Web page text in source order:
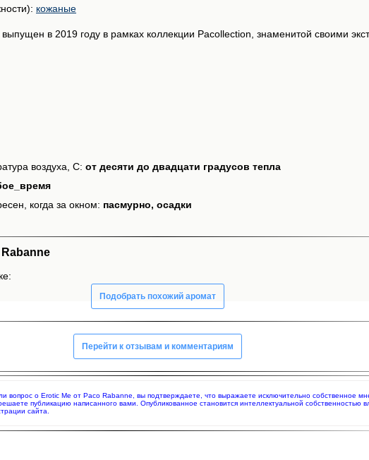
кожаные
выпущен в 2019 году в рамках коллекции Pacollection, знаменитой своими
воздуха, С: от десяти до двадцати градусов тепла
когда за окном: пасмурно, осадки
Подобрать похожий аромат
Перейти к отзывам и комментариям
вопрос о Erotic Me от Paco Rabanne, вы подтверждаете, что выражаете исключительно собственное
публикацию написанного вами. Опубликованное становится интеллектуальной собственностью
сайта.